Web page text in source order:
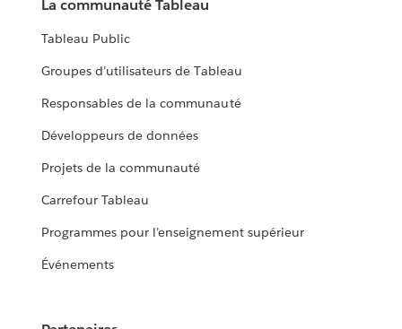
La communauté Tableau
Tableau Public
Groupes d’utilisateurs de Tableau
Responsables de la communauté
Développeurs de données
Projets de la communauté
Carrefour Tableau
Programmes pour l’enseignement supérieur
Événements